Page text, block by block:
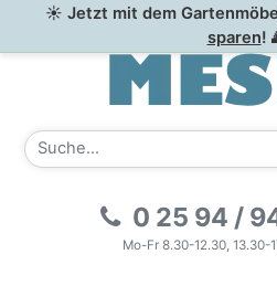
☀ Jetzt mit dem
sparen!
0 25 94 /
Mo-Fr 8.30-12.30, 13.30-